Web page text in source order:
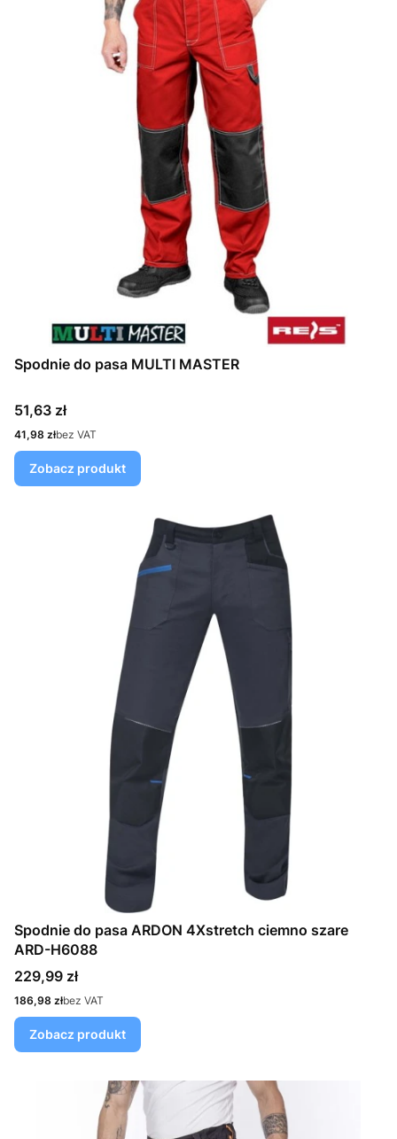
Spodnie do pasa MULTI MASTER
Cena
51,63 zł
Cena
41,98 złbez VAT
Zobacz produkt
Spodnie do pasa ARDON 4Xstretch ciemno szare
ARD-H6088
Cena
229,99 zł
Cena
186,98 złbez VAT
Zobacz produkt